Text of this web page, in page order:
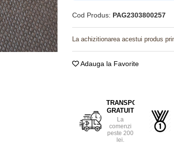
Cod Produs: PAG2303800257
La achizitionarea acestui produs
Adauga la Favorite
TRANSPORT
GRATUIT
La
comenzi
peste 200
lei.